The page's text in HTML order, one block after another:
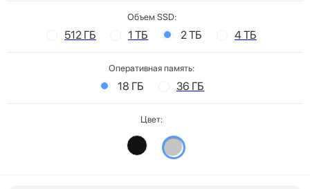
Объем SSD:
512 ГБ 1 ТБ 2 ТБ 4 ТБ
Оперативная память:
18 ГБ 36 ГБ
Цвет: